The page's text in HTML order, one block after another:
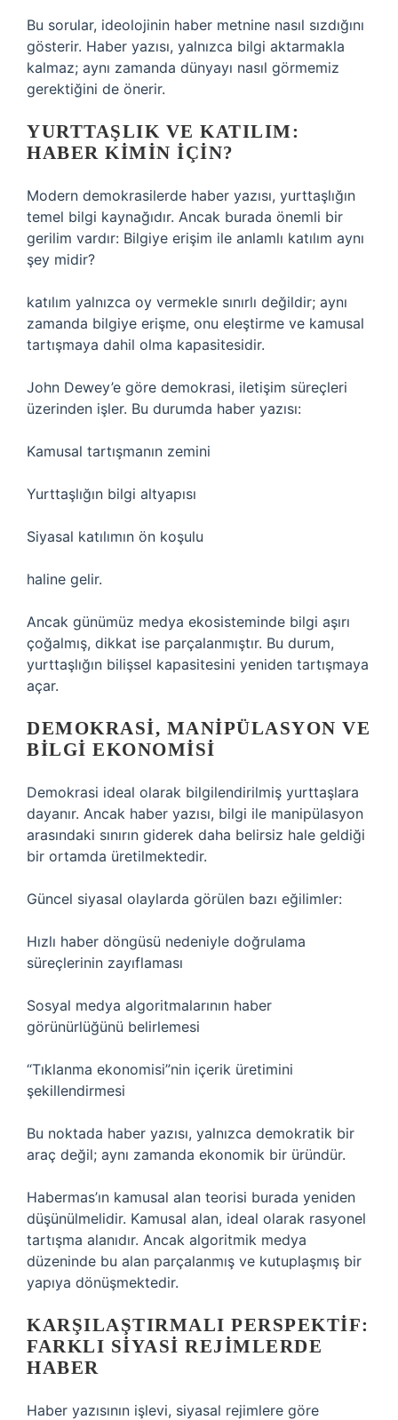
Bu sorular, ideolojinin haber metnine nasıl sızdığını
gösterir. Haber yazısı, yalnızca bilgi aktarmakla
kalmaz; aynı zamanda dünyayı nasıl görmemiz
gerektiğini de önerir.
YURTTAŞLIK VE KATILIM:
HABER KIMIN İÇIN?
Modern demokrasilerde haber yazısı, yurttaşlığın
temel bilgi kaynağıdır. Ancak burada önemli bir
gerilim vardır: Bilgiye erişim ile anlamlı katılım aynı
şey midir?
katılım yalnızca oy vermekle sınırlı değildir; aynı
zamanda bilgiye erişme, onu eleştirme ve kamusal
tartışmaya dahil olma kapasitesidir.
John Dewey’e göre demokrasi, iletişim süreçleri
üzerinden işler. Bu durumda haber yazısı:
Kamusal tartışmanın zemini
Yurttaşlığın bilgi altyapısı
Siyasal katılımın ön koşulu
haline gelir.
Ancak günümüz medya ekosisteminde bilgi aşırı
çoğalmış, dikkat ise parçalanmıştır. Bu durum,
yurttaşlığın bilişsel kapasitesini yeniden tartışmaya
açar.
DEMOKRASI, MANIPÜLASYON VE
BILGI EKONOMISI
Demokrasi ideal olarak bilgilendirilmiş yurttaşlara
dayanır. Ancak haber yazısı, bilgi ile manipülasyon
arasındaki sınırın giderek daha belirsiz hale geldiği
bir ortamda üretilmektedir.
Güncel siyasal olaylarda görülen bazı eğilimler:
Hızlı haber döngüsü nedeniyle doğrulama
süreçlerinin zayıflaması
Sosyal medya algoritmalarının haber
görünürlüğünü belirlemesi
“Tıklanma ekonomisi”nin içerik üretimini
şekillendirmesi
Bu noktada haber yazısı, yalnızca demokratik bir
araç değil; aynı zamanda ekonomik bir üründür.
Habermas’ın kamusal alan teorisi burada yeniden
düşünülmelidir. Kamusal alan, ideal olarak rasyonel
tartışma alanıdır. Ancak algoritmik medya
düzeninde bu alan parçalanmış ve kutuplaşmış bir
yapıya dönüşmektedir.
KARŞILAŞTIRMALI PERSPEKTIF:
FARKLI SIYASI REJIMLERDE
HABER
Haber yazısının işlevi, siyasal rejimlere göre